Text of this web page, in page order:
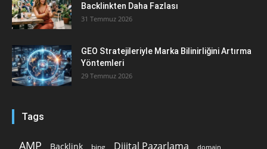
Backlinkten Daha Fazlası
31 Temmuz 2026
GEO Stratejileriyle Marka Bilinirliğini Artırma
Yöntemleri
29 Temmuz 2026
Tags
AMP Backlink bing Dijital Pazarlama domain